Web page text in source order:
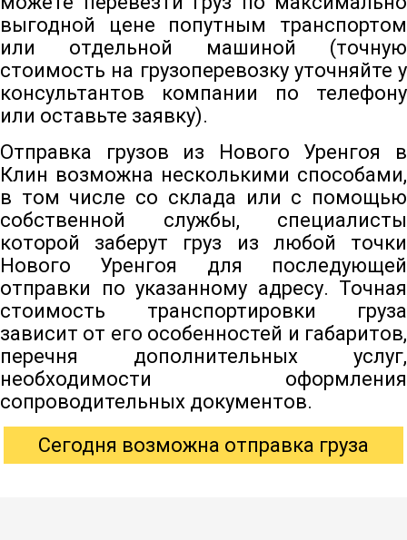
выгодной цене попутным транспортом
или отдельной машиной (точную
стоимость на грузоперевозку уточняйте у
консультантов компании по телефону
или оставьте заявку).
Отправка грузов из Нового Уренгоя в
Клин возможна несколькими способами,
в том числе со склада или с помощью
собственной службы, специалисты
которой заберут груз из любой точки
Нового Уренгоя для последующей
отправки по указанному адресу. Точная
стоимость транспортировки груза
зависит от его особенностей и габаритов,
перечня дополнительных услуг,
необходимости оформления
сопроводительных документов.
Сегодня возможна отправка груза